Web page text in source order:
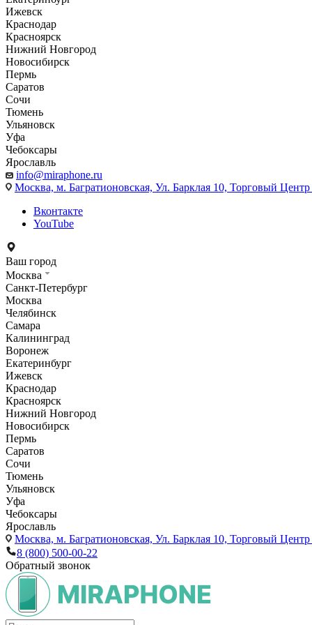
Ижевск
Краснодар
Красноярск
Нижний Новгород
Новосибирск
Пермь
Саратов
Сочи
Тюмень
Ульяновск
Уфа
Чебоксары
Ярославль
info@miraphone.ru
Москва, м. Багратионовская, Ул. Барклая 10, Торговый
Вконтакте
YouTube
Ваш город
Москва
Санкт-Петербург
Москва
Челябинск
Самара
Калининград
Воронеж
Екатеринбург
Ижевск
Краснодар
Красноярск
Нижний Новгород
Новосибирск
Пермь
Саратов
Сочи
Тюмень
Ульяновск
Уфа
Чебоксары
Ярославль
Москва, м. Багратионовская, Ул. Барклая 10, Торговый
8 (800) 500-00-22
Обратный звонок